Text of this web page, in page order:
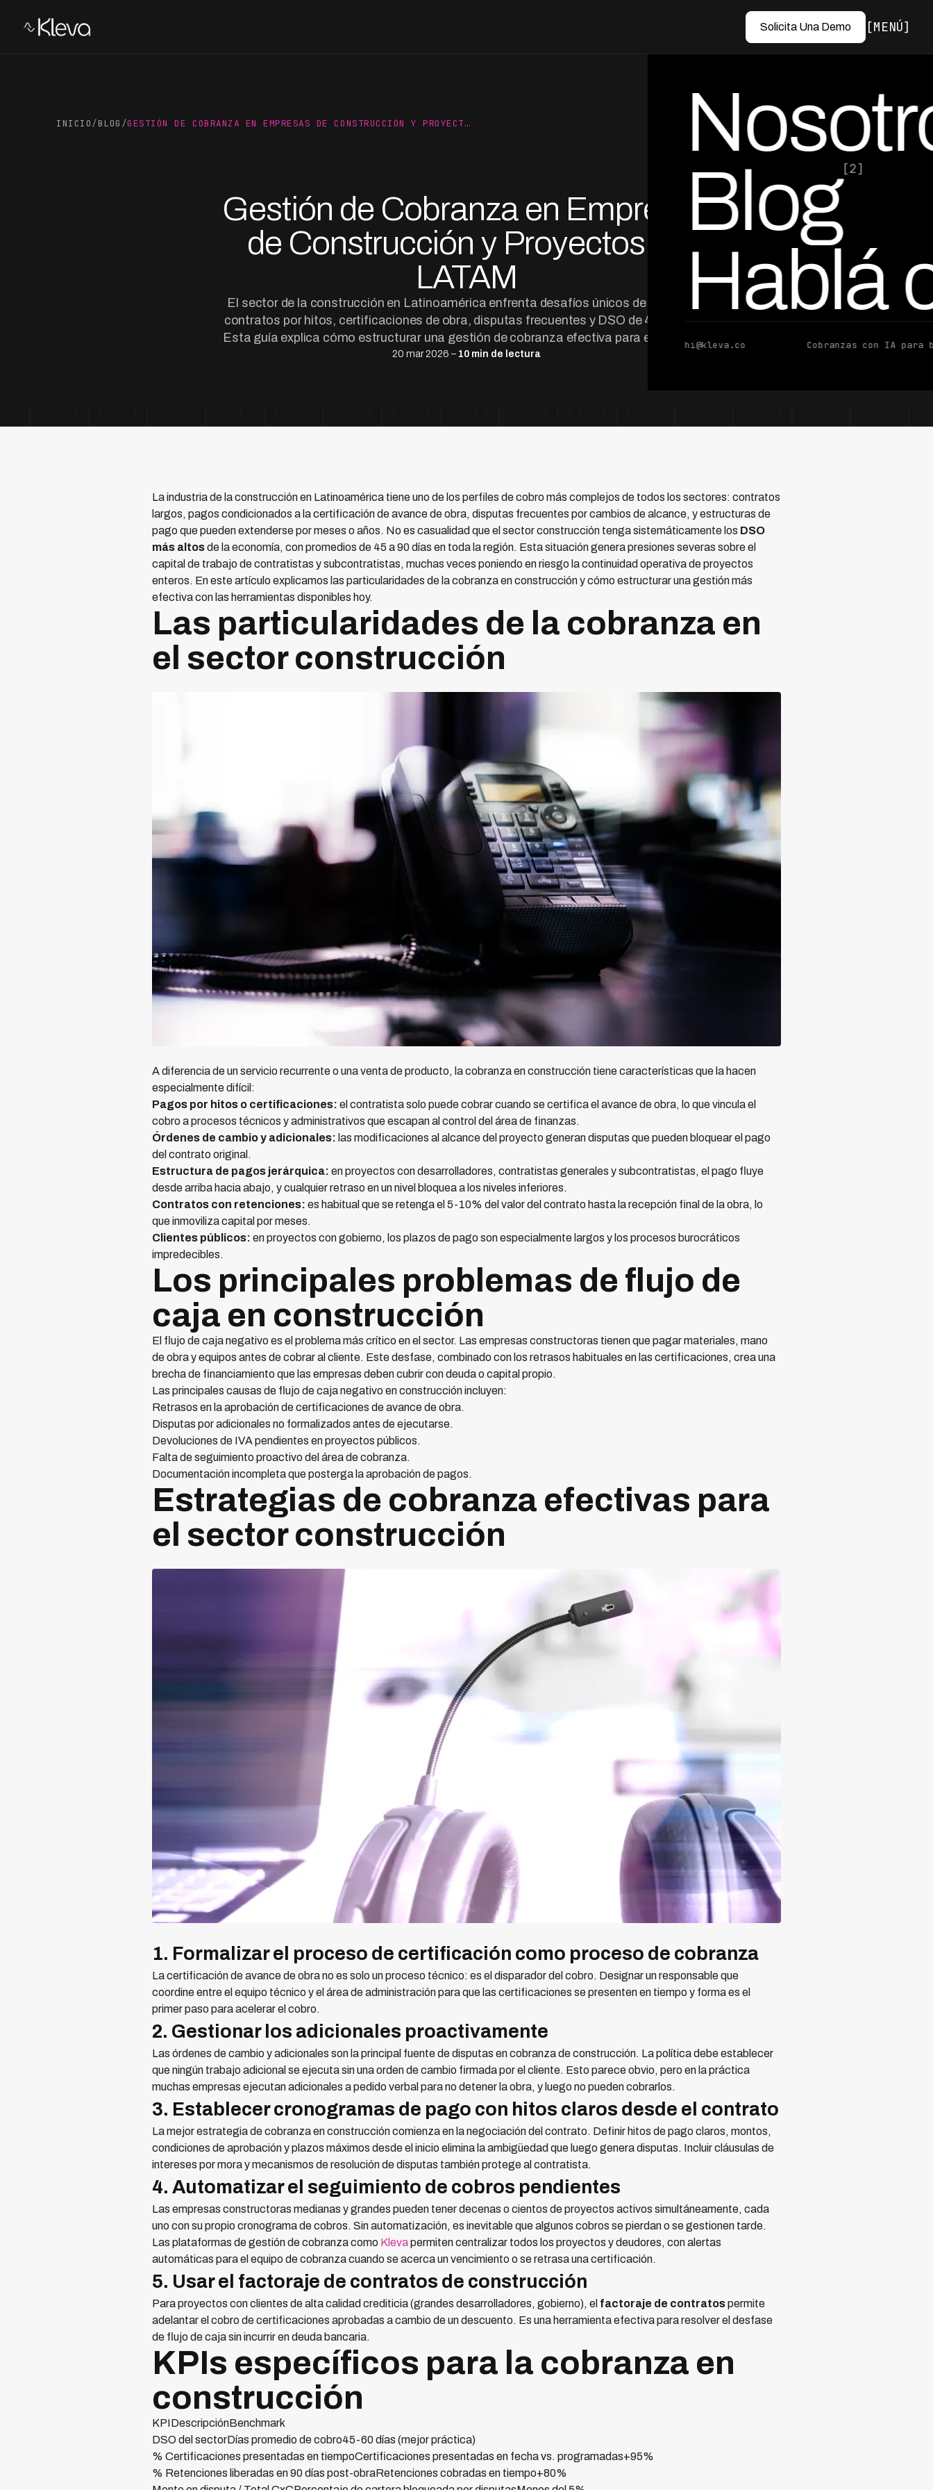
Solicita Una Demo MENÚ
Blog[2]
Hablá
hi@kleva.co Cobranzas con IA para
INICIO/BLOG /GESTIÓN DE COBRANZA EN EMPRESAS DE CONSTRUCCIÓN Y PROYECT…
Gestión de Cobranza en Empresas
de Construcción y Proyectos en
LATAM
El sector de la construcción en Latinoamérica enfrenta desafíos únicos de cobranza:
contratos por hitos, certificaciones de obra, disputas frecuentes y DSO de 45-90 días.
Esta guía explica cómo estructurar una gestión de cobranza efectiva para este sector.
20 mar 2026 – 10 min de lectura
por Ed Escobar
Co-Founder & CEO
La industria de la construcción en Latinoamérica tiene uno de los perfiles de cobro más complejos de todos los sectores: contratos
largos, pagos condicionados a la certificación de avance de obra, disputas frecuentes por cambios de alcance, y estructuras de
pago que pueden extenderse por meses o años. No es casualidad que el sector construcción tenga sistemáticamente los DSO
más altosde la economía, con promedios de 45 a 90 días en toda la región. Esta situación genera presiones severas sobre el
capital de trabajo de contratistas y subcontratistas, muchas veces poniendo en riesgo la continuidad operativa de proyectos
enteros. En este artículo explicamos las particularidades de la cobranza en construcción y cómo estructurar una gestión más
efectiva con las herramientas disponibles hoy.
Las particularidades de la cobranza en
el sector construcción
A diferencia de un servicio recurrente o una venta de producto, la cobranza en construcción tiene características que la hacen
especialmente difícil:
Pagos por hitos o certificaciones: el contratista solo puede cobrar cuando se certifica el avance de obra, lo que vincula el
cobro a procesos técnicos y administrativos que escapan al control del área de finanzas.
Órdenes de cambio y adicionales: las modificaciones al alcance del proyecto generan disputas que pueden bloquear el pago
del contrato original.
Estructura de pagos jerárquica: en proyectos con desarrolladores, contratistas generales y subcontratistas, el pago fluye
desde arriba hacia abajo, y cualquier retraso en un nivel bloquea a los niveles inferiores.
Contratos con retenciones: es habitual que se retenga el 5-10% del valor del contrato hasta la recepción final de la obra, lo
que inmoviliza capital por meses.
Clientes públicos: en proyectos con gobierno, los plazos de pago son especialmente largos y los procesos burocráticos
impredecibles.
Los principales problemas de flujo de
caja en construcción
El flujo de caja negativo es el problema más crítico en el sector. Las empresas constructoras tienen que pagar materiales, mano
de obra y equipos antes de cobrar al cliente. Este desfase, combinado con los retrasos habituales en las certificaciones, crea una
brecha de financiamiento que las empresas deben cubrir con deuda o capital propio.
Las principales causas de flujo de caja negativo en construcción incluyen:
Retrasos en la aprobación de certificaciones de avance de obra.
Disputas por adicionales no formalizados antes de ejecutarse.
Devoluciones de IVA pendientes en proyectos públicos.
Falta de seguimiento proactivo del área de cobranza.
Documentación incompleta que posterga la aprobación de pagos.
Estrategias de cobranza efectivas para
el sector construcción
1. Formalizar el proceso de certificación como proceso de cobranza
La certificación de avance de obra no es solo un proceso técnico: es el disparador del cobro. Designar un responsable que
coordine entre el equipo técnico y el área de administración para que las certificaciones se presenten en tiempo y forma es el
primer paso para acelerar el cobro.
2. Gestionar los adicionales proactivamente
Las órdenes de cambio y adicionales son la principal fuente de disputas en cobranza de construcción. La política debe establecer
que ningún trabajo adicional se ejecuta sin una orden de cambio firmada por el cliente. Esto parece obvio, pero en la práctica
muchas empresas ejecutan adicionales a pedido verbal para no detener la obra, y luego no pueden cobrarlos.
3. Establecer cronogramas de pago con hitos claros desde el contrato
La mejor estrategia de cobranza en construcción comienza en la negociación del contrato. Definir hitos de pago claros, montos,
condiciones de aprobación y plazos máximos desde el inicio elimina la ambigüedad que luego genera disputas. Incluir cláusulas de
intereses por mora y mecanismos de resolución de disputas también protege al contratista.
4. Automatizar el seguimiento de cobros pendientes
Las empresas constructoras medianas y grandes pueden tener decenas o cientos de proyectos activos simultáneamente, cada
uno con su propio cronograma de cobros. Sin automatización, es inevitable que algunos cobros se pierdan o se gestionen tarde.
Las plataformas de gestión de cobranza como Klevapermiten centralizar todos los proyectos y deudores, con alertas
automáticas para el equipo de cobranza cuando se acerca un vencimiento o se retrasa una certificación.
5. Usar el factoraje de contratos de construcción
Para proyectos con clientes de alta calidad crediticia (grandes desarrolladores, gobierno), el factoraje de contratospermite
adelantar el cobro de certificaciones aprobadas a cambio de un descuento. Es una herramienta efectiva para resolver el desfase
de flujo de caja sin incurrir en deuda bancaria.
KPIs específicos para la cobranza en
construcción
KPIDescripciónBenchmark
DSO del sectorDías promedio de cobro45-60 días (mejor práctica)
% Certificaciones presentadas en tiempoCertificaciones presentadas en fecha vs. programadas+95%
% Retenciones liberadas en 90 días post-obraRetenciones cobradas en tiempo+80%